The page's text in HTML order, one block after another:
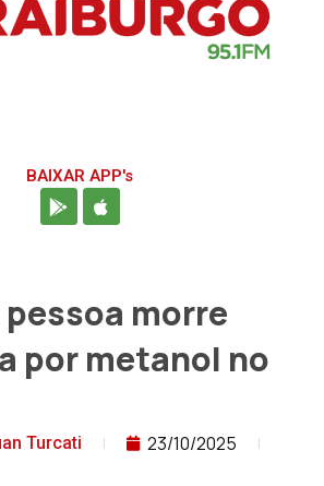
BAIXAR APP's
morre
por metanol no
Turcati
23/10/2025